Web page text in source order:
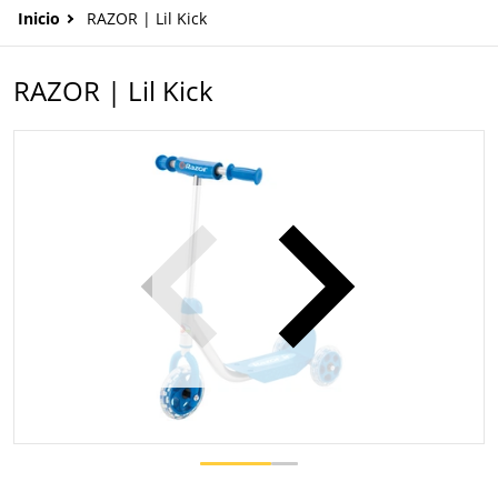
Inicio RAZOR | Lil Kick
Abrir medio 1 en vista de
RAZOR | Lil Kick